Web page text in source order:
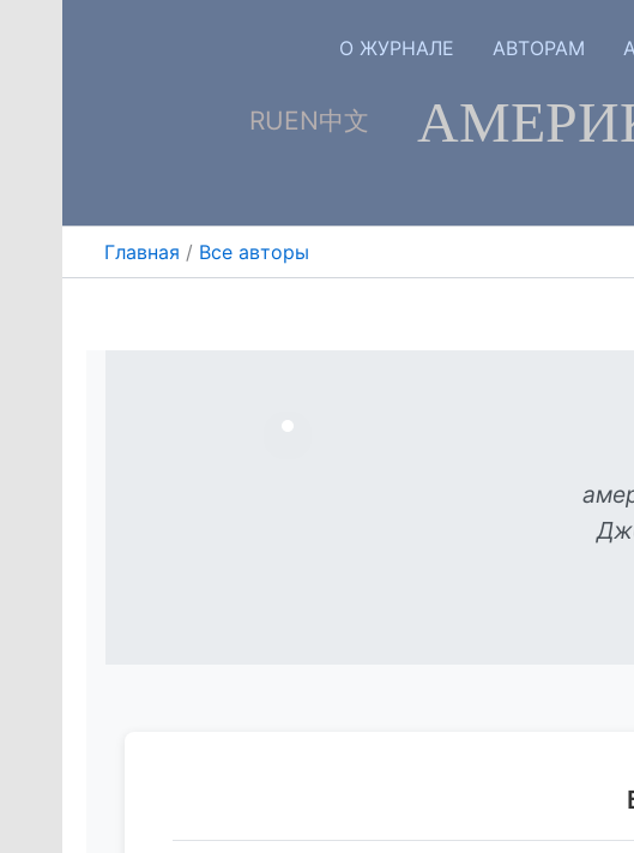
RUEN中文
О ЖУРНАЛЕ АВТОРАМ
Главная Все авторы